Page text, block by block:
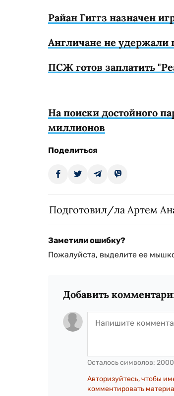
Райан Гиггз назначен
Англичане не удержали
ПСЖ готов заплатить
На поиски достойного
миллионов
Поделиться
Подготовил/ла Артем
Заметили ошибку?
Пожалуйста, выделите ее
Добавить
Осталось символов: 2000
Авторизуйтесь, чтобы
комментировать